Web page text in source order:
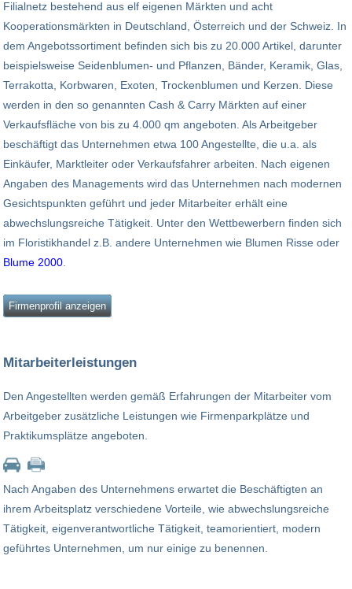
Filialnetz bestehend aus elf eigenen Märkten und acht
Kooperationsmärkten in Deutschland, Österreich und der Schweiz. In
dem Angebotssortiment befinden sich bis zu 20.000 Artikel, darunter
beispielsweise Seidenblumen- und Pflanzen, Bänder, Keramik, Glas,
Terrakotta, Korbwaren, Exoten, Trockenblumen und Kerzen. Diese
werden in den so genannten Cash & Carry Märkten auf einer
Verkaufsfläche von bis zu 4.000 qm angeboten. Als Arbeitgeber
beschäftigt das Unternehmen etwa 100 Angestellte, die u.a. als
Einkäufer, Marktleiter oder Verkaufsfahrer arbeiten. Nach eigenen
Angaben des Managements wird das Unternehmen nach modernen
Gesichtspunkten geführt und jeder Mitarbeiter erhält eine
abwechslungsreiche Tätigkeit. Unter den Wettbewerbern finden sich
im Floristikhandel z.B. andere Unternehmen wie Blumen Risse oder
Blume 2000.
Firmenprofil anzeigen
Mitarbeiterleistungen
Den Angestellten werden gemäß Erfahrungen der Mitarbeiter vom
Arbeitgeber zusätzliche Leistungen wie Firmenparkplätze und
Praktikumsplätze angeboten.
Nach Angaben des Unternehmens erwartet die Beschäftigten an
ihrem Arbeitsplatz verschiedene Vorteile, wie abwechslungsreiche
Tätigkeit, eigenverantwortliche Tätigkeit, teamorientiert, modern
geführtes Unternehmen, um nur einige zu benennen.